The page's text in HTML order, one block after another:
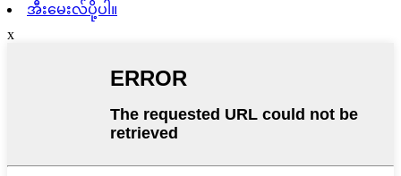
အီးမေးလ်ပို့ပါ။
x